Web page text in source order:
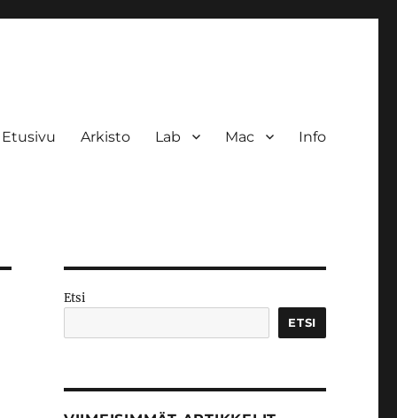
Etusivu Arkisto Lab Mac Info
Etsi
ETSI